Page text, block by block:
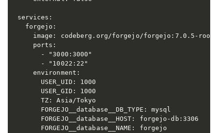
services:
  forgejo:
image: codeberg.org/forgejo/forgejo:7.0.5-
    ports:
      - "3000:3000"
      - "10022:22"
    environment:
      USER_UID: 1000
      USER_GID: 1000
      TZ: Asia/Tokyo
      FORGEJO__database__DB_TYPE: mysql
      FORGEJO__database__HOST: forgejo-db:3306
      FORGEJO__database__NAME: forgejo